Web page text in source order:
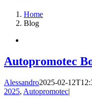
Home
Blog
Autopromotec
Alessandro2025-02-
2025, Autopromotec|